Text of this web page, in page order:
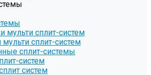
мульти сплит-систем
сплит-систем
сплит-системы
систем
систем